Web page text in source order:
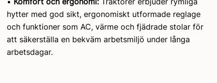
hytter med god sikt, ergonomiskt utformade reglage
och funktioner som AC, värme och fjädrade stolar för
att säkerställa en bekväm arbetsmiljö under långa
arbetsdagar.